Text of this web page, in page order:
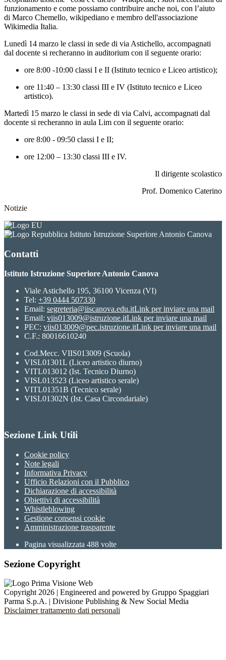
funzionamento e come possiamo contribuire anche noi, con l’aiuto
di Marco Chemello, wikipediano e membro dell'associazione
Wikimedia Italia.
Lunedì 14 marzo le classi in sede di via Astichello, accompagnati
dal docente si recheranno in auditorium con il seguente orario:
ore 8:00 -10:00 classi I e II (Istituto tecnico e Liceo artistico);
ore 11:40 – 13:30 classi III e IV (Istituto tecnico e Liceo
artistico).
Martedì 15 marzo le classi in sede di via Calvi, accompagnati dal
docente si recheranno in aula Lim con il seguente orario:
ore 8:00 - 09:50 classi I e II;
ore 12:00 – 13:30 classi III e IV.
Il dirigente scolastico
Prof. Domenico Caterino
Notizie
Istituto Istruzione Superiore Antonio Canova
Contatti
Istituto Istruzione Superiore Antonio Canova
Viale Astichello 195, 36100 Vicenza (VI)
Tel: +39 0444 507330
Email: segreteria@iiscanova.edu.itLink per inviare una mail
Email: viis013009@istruzione.itLink per inviare una mail
PEC: viis013009@pec.istruzione.itLink per inviare una mail
C.F.: 80016610240
Cod.Mecc. VIIS013009 (Scuola)
VISL01301L (Liceo artistico diurno)
VITL013012 (Ist. Tecnico Diurno)
VISL013523 (Liceo artistico serale)
VITL01351B (Tecnico serale)
VISL01302N (Ist. Casa Circondariale)
Sezione Link Utili
Cookie policy
Note legali
Informativa Privacy
Ufficio Relazioni con il Pubblico
Dichiarazione di accessibilità
Obiettivi di accessibilità
Whistleblowing
Gestione consensi cookie
Amministrazione trasparente
Pagina visualizzata 488 volte
Sezione Copyright
Copyright 2026 | Engineered and powered by Gruppo Spaggiari
Parma S.p.A. | Divisione Publishing & New Social Media
Disclaimer trattamento dati personali